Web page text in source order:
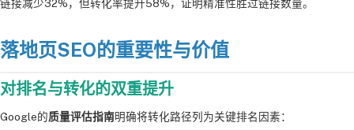
链接减少32%，但转化率提升58%，证明精准性胜过链接数量。
落地页SEO的重要性与价值
对排名与转化的双重提升
Google的质量评估指南明确将转化路径列为关键排名因素：